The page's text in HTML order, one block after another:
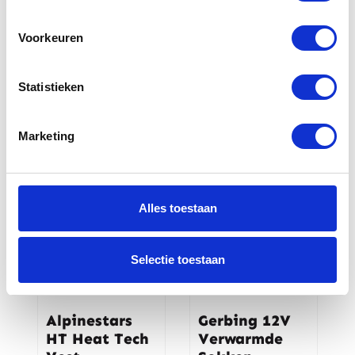
Voorkeuren
Statistieken
Marketing
Alles toestaan
Selectie toestaan
Gerbing
Gerbing XR 12
209,00
Alpinestars
HT Heat Tech
Gerbing 12V
Verwarmde